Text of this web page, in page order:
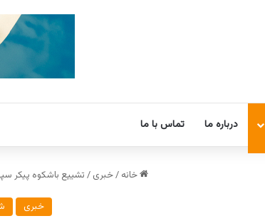
درباره ما تماس با ما
خانه /خبری / تشییع باشکوه پیکر
خبری